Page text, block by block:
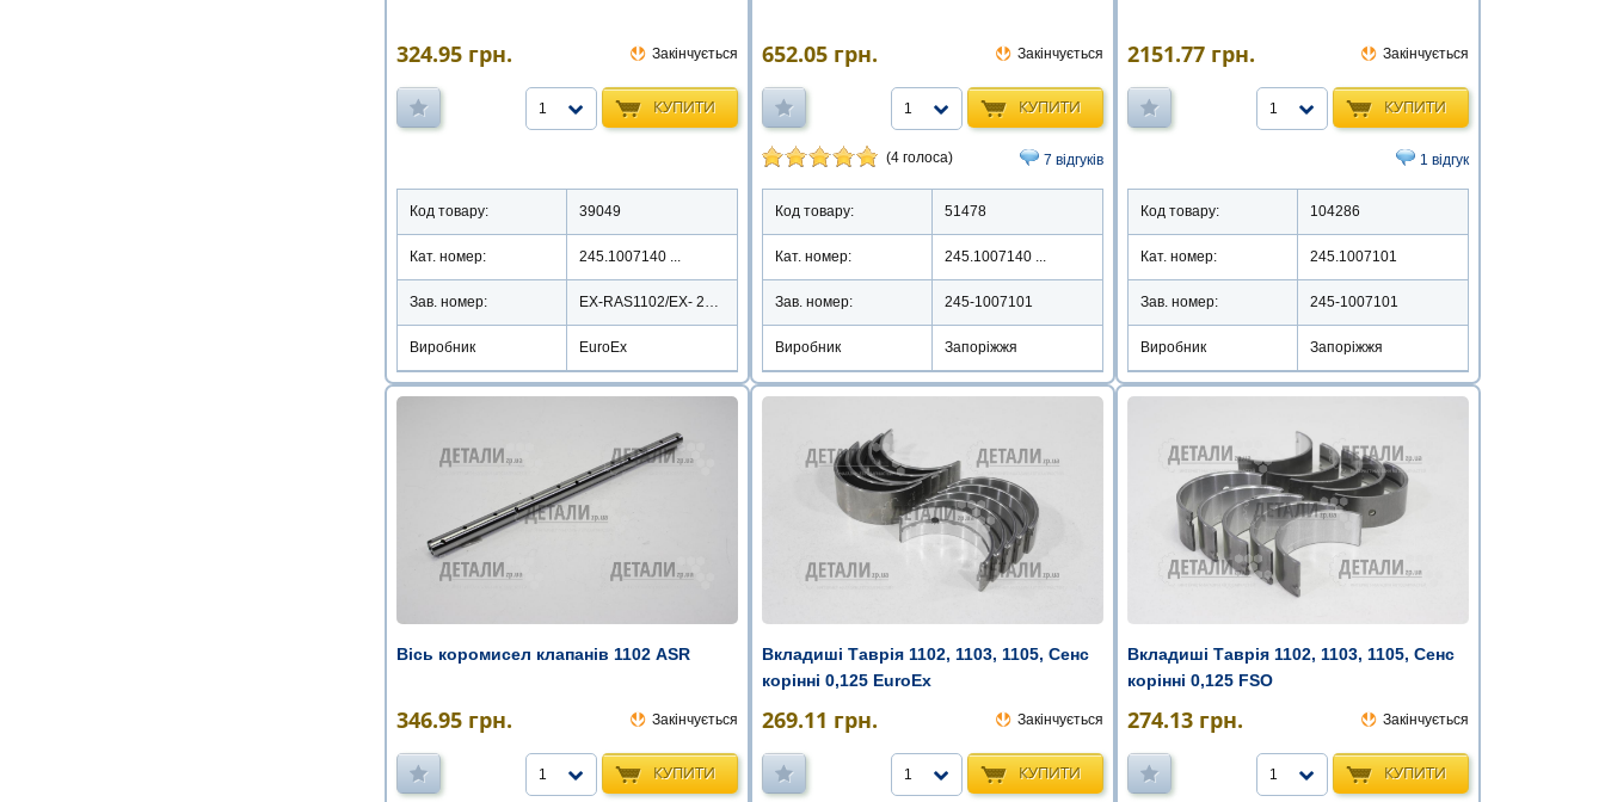
324.95 грн. Закінчується
КУПИТИ
1
Код товару: 39049
Кат. номер: 245.1007140 ...
Зав. номер: EX-RAS1102/EX- 245-1007101
Виробник EuroEx
652.05 грн. Закінчується
КУПИТИ
1
(4 голоса) 7 відгуків
Код товару: 51478
Кат. номер: 245.1007140 ...
Зав. номер: 245-1007101
Виробник Запоріжжя
2151.77 грн. Закінчується
КУПИТИ
1
1 відгук
Код товару: 104286
Кат. номер: 245.1007101
Зав. номер: 245-1007101
Виробник Запоріжжя
Вісь коромисел клапанів 1102 ASR
346.95 грн. Закінчується
КУПИТИ
1
Вкладиші Таврія 1102, 1103, 1105, Сенс
корінні 0,125 EuroEx
269.11 грн. Закінчується
КУПИТИ
1
Вкладиші Таврія 1102, 1103, 1105, Сенс
корінні 0,125 FSO
274.13 грн. Закінчується
КУПИТИ
1